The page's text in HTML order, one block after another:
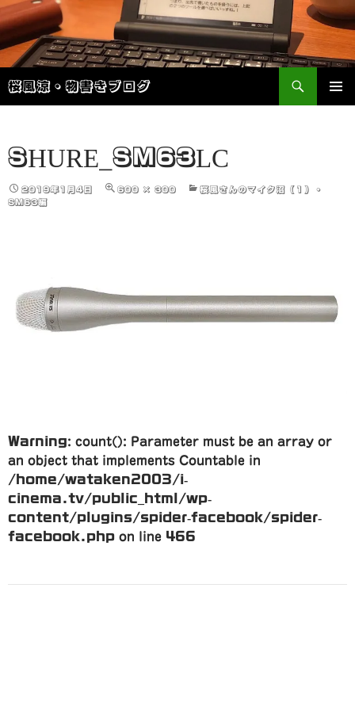
桜風涼・物書きブログ
検
索
ン
ツ
へ
ス
SHURE_SM63LC
2019年1月4日 600 × 300
桜風さんのマイク沼（１）・
SM63編
Warning: count(): Parameter must be an array or
an object that implements Countable in
/home/wataken2003/i-
cinema.tv/public_html/wp-
content/plugins/spider-facebook/spider-
facebook.php on line 466